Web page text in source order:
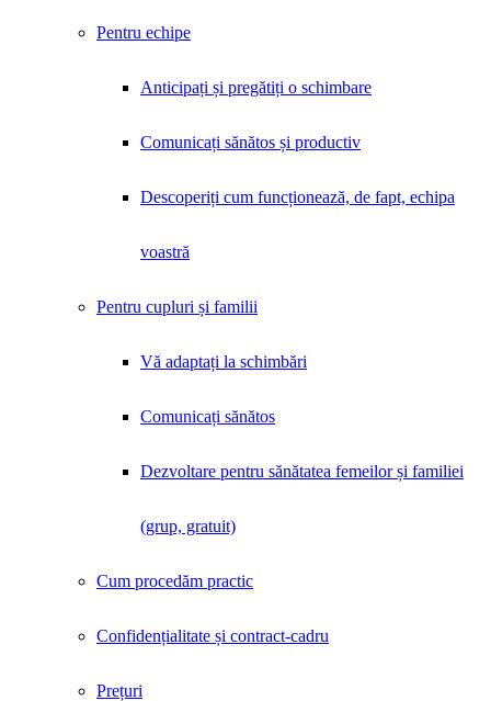
Pentru echipe
Anticipați și pregătiți o schimbare
Comunicați sănătos și productiv
Descoperiți cum funcționează, de fapt, echipa
voastră
Pentru cupluri și familii
Vă adaptați la schimbări
Comunicați sănătos
Dezvoltare pentru sănătatea femeilor și familiei
(grup, gratuit)
Cum procedăm practic
Confidențialitate și contract-cadru
Prețuri